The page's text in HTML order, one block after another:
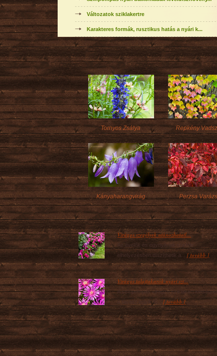
Változatok sziklakertre
Karakteres formák, rusztikus hatás a nyári k...
Tornyos Zsálya Repkény
Kányaharangvirág Perzsa
Virágos szegélyek utánozhatatl...
Az évelők és egynyáriak sokféle
elhelyezésben díszíthetik a...[ tovább ]
Virágos talajtakarók nyári szi...
A színpompás virágzó sziklakert
a tavasz egyik fő...[ tovább ]